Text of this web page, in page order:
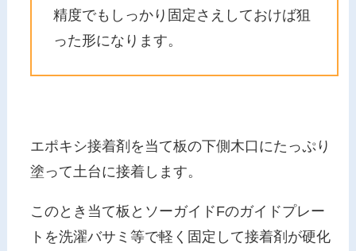
精度でもしっかり固定さえしておけば狙
った形になります。
エポキシ接着剤を当て板の下側木口にたっぷり
塗って土台に接着します。
このとき当て板とソーガイドFのガイドプレー
トを洗濯バサミ等で軽く固定して接着剤が硬化